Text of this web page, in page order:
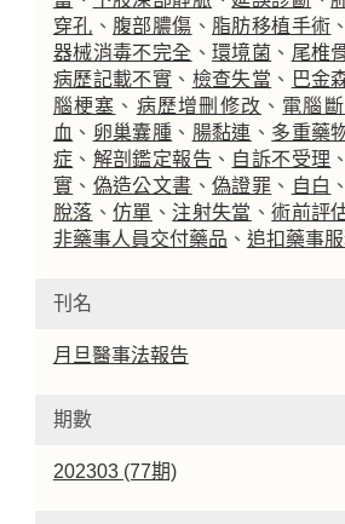
穿孔 、 腹部膿傷 、 脂肪移植手術 、
器械消毒不完全 、環境菌 、 尾椎
病歷記載不實 、 檢查失當 、 巴金
腦梗塞 、 病歷增刪修改 、 電腦
血 、 卵巢囊腫 、 腸黏連 、 多重藥
症 、 解剖鑑定報告 、 自訴不受理 、
實 、 偽造公文書 、偽證罪 、 自白 、
脫落 、仿單 、 注射失當 、術前評
非藥事人員交付藥品 、 追扣藥事
刊名
月旦醫事法報告
期數
202303 (77期)